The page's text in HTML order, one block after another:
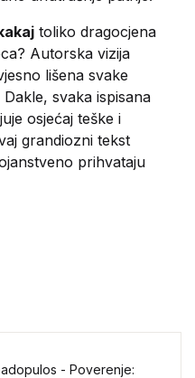
toliko dragocjena
Autorska vizija
lišena svake
svaka ispisana
osjećaj teške i
grandiozni tekst
prihvataju
- Poverenje: